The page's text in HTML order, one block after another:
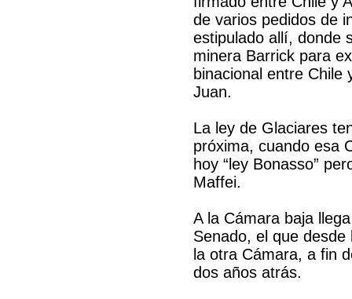
de varios pedidos de
estipulado allí, donde
minera Barrick para
binacional entre Chile
Juan.
La ley de Glaciares
próxima, cuando esa
hoy “ley Bonasso”
Maffei.
A la Cámara baja
Senado, el que
la otra Cámara, a fin
dos años atrás.